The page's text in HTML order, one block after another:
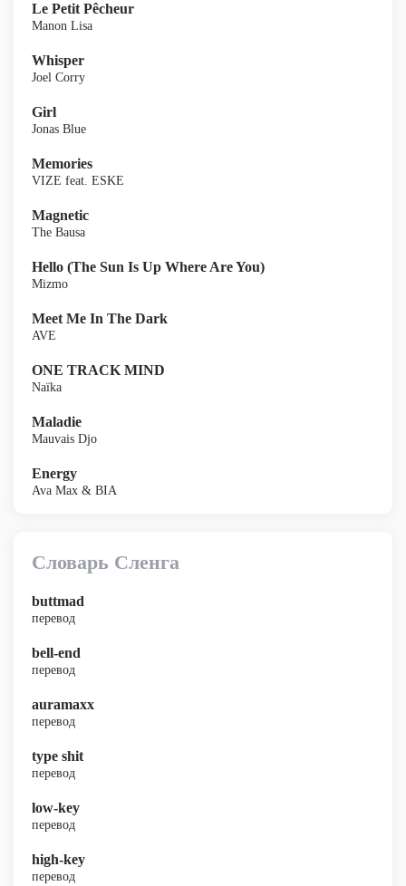
Le Petit Pêcheur
Manon Lisa
Whisper
Joel Corry
Girl
Jonas Blue
Memories
VIZE feat. ESKE
Magnetic
The Bausa
Hello (The Sun Is Up Where Are You)
Mizmo
Meet Me In The Dark
AVE
ONE TRACK MIND
Naïka
Maladie
Mauvais Djo
Energy
Ava Max & BIA
Словарь Сленга
buttmad
перевод
bell-end
перевод
auramaxx
перевод
type shit
перевод
low-key
перевод
high-key
перевод